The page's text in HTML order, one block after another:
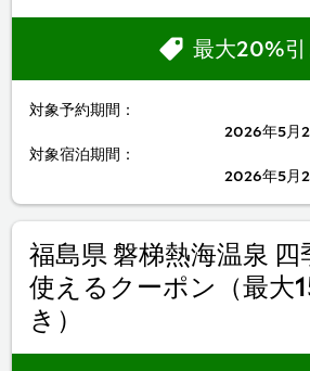
対象予約期間：
2026年5月
対象宿泊期間：
2026年5月
最大20%引
福島県 磐梯熱海温泉
使えるクーポン（最大
き）